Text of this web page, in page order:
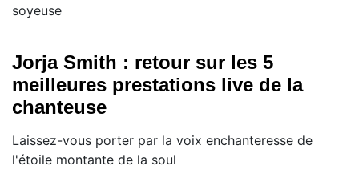
soyeuse
Jorja Smith : retour sur les 5
meilleures prestations live de la
chanteuse
Laissez-vous porter par la voix enchanteresse de
l'étoile montante de la soul